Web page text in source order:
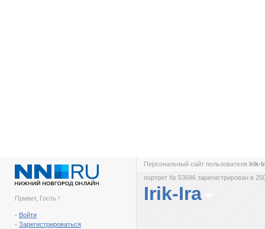
Привет, Гость !
- Войти
- Зарегистрироваться
Персональный сайт пользователя Irik-
портрет № 53696 зарегистрирован в
Irik-Ira